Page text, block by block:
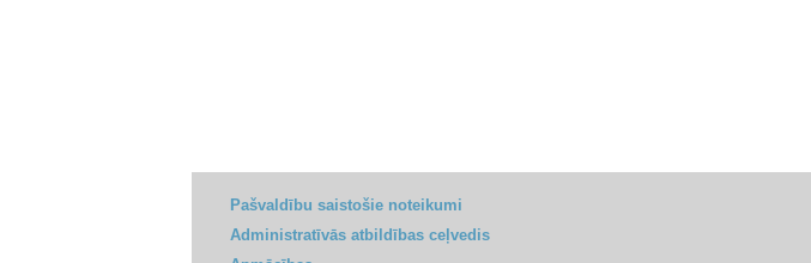
Pašvaldību saistošie noteikumi
Administratīvās atbildības ceļvedis